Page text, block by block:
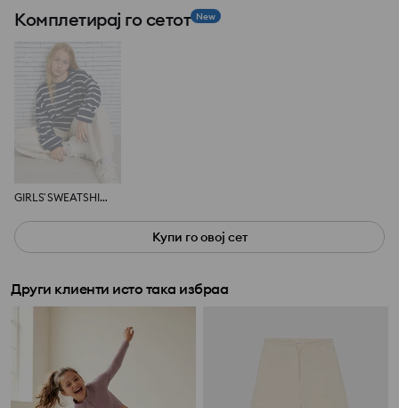
Комплетирај го сетот New
GIRLS` SWEATSHIRT
Купи го овој сет
Други клиенти исто така избраа